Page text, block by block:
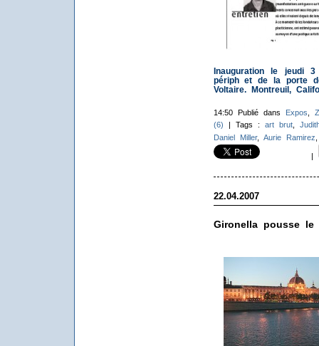
Inauguration le jeudi
périph et de la porte
Voltaire. Montreuil,
14:50 Publié dans Expos
(6) | Tags : art brut,
Daniel Miller, Aurie Ramirez
|
22.04.2007
Gironella pousse le